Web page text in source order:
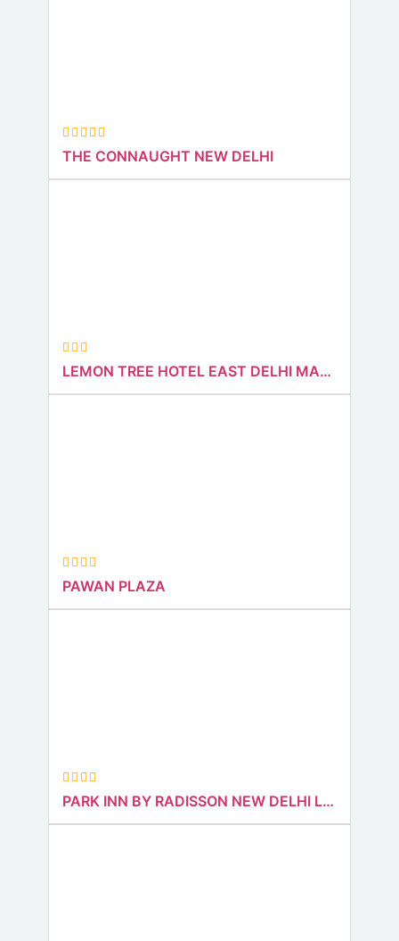
THE CONNAUGHT NEW DELHI
LEMON TREE HOTEL EAST DELHI MALL KAUSHAMBI
PAWAN PLAZA
PARK INN BY RADISSON NEW DELHI LAJPAT NAGAR